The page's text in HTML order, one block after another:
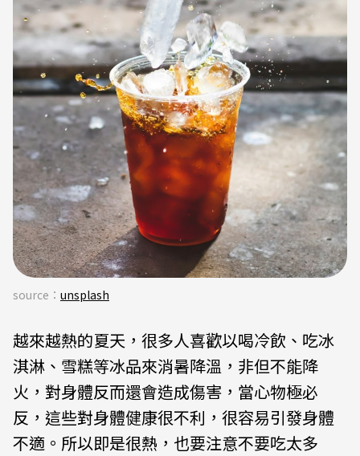
source： unsplash
越來越熱的夏天，很多人喜歡以喝冷飲、吃冰
淇淋、雪糕等冰品來消暑降溫，非但不能降
火，對身體反而還會造成傷害，當心物極必
反，這些對身體健康很不利，很容易引發身體
不適。所以即是很熱，也要注意不要吃太多